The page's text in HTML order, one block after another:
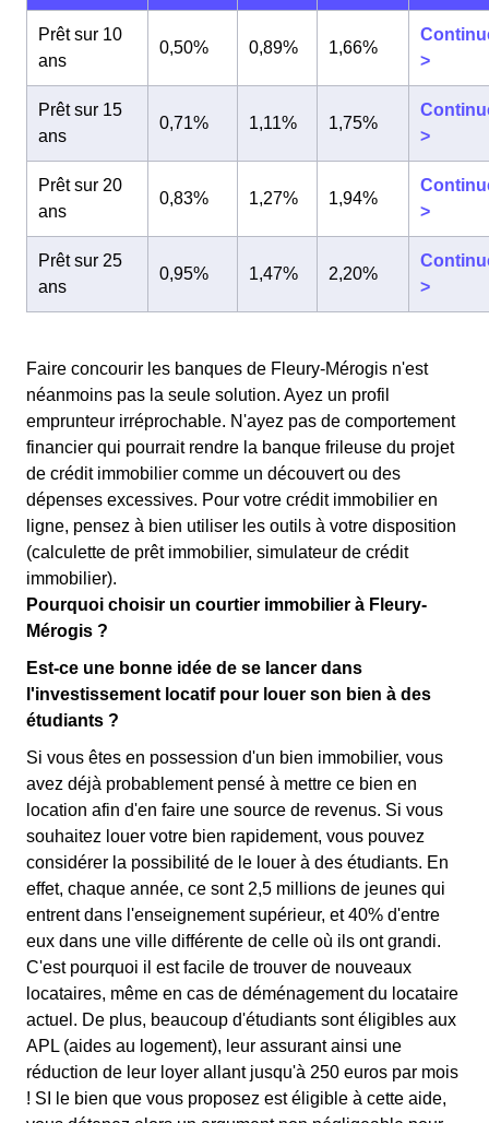
Prêt sur 10
ans
0,50% 0,89% 1,66%
>
Prêt sur 15
ans
0,71% 1,11% 1,75%
>
Prêt sur 20
ans
0,83% 1,27% 1,94%
>
Prêt sur 25
ans
0,95% 1,47% 2,20%
>
Faire concourir les banques de Fleury-Mérogis n'est
néanmoins pas la seule solution. Ayez un profil
emprunteur irréprochable. N'ayez pas de comportement
financier qui pourrait rendre la banque frileuse du projet
de crédit immobilier comme un découvert ou des
dépenses excessives. Pour votre crédit immobilier en
ligne, pensez à bien utiliser les outils à votre disposition
(calculette de prêt immobilier, simulateur de crédit
immobilier).
Pourquoi choisir un courtier immobilier à Fleury-
Mérogis ?
Est-ce une bonne idée de se lancer dans
l'investissement locatif pour louer son bien à des
étudiants ?
Si vous êtes en possession d'un bien immobilier, vous
avez déjà probablement pensé à mettre ce bien en
location afin d'en faire une source de revenus. Si vous
souhaitez louer votre bien rapidement, vous pouvez
considérer la possibilité de le louer à des étudiants. En
effet, chaque année, ce sont 2,5 millions de jeunes qui
entrent dans l'enseignement supérieur, et 40% d'entre
eux dans une ville différente de celle où ils ont grandi.
C'est pourquoi il est facile de trouver de nouveaux
locataires, même en cas de déménagement du locataire
actuel. De plus, beaucoup d'étudiants sont éligibles aux
APL (aides au logement), leur assurant ainsi une
réduction de leur loyer allant jusqu'à 250 euros par mois
! SI le bien que vous proposez est éligible à cette aide,